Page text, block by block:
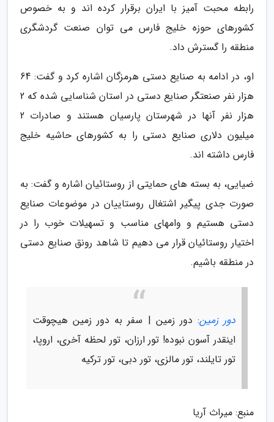
رابطه محبت آمیز با ایران برقرار کرده اند و به خصوص
کشورهای حوزه خلیج فارس می توان صنعت گردشگری
منطقه را گسترش داد.
او، در ادامه به صنایع دستی هرمزگان اشاره کرد و گفت: 64
هزار نفر صنعتگر صنایع دستی در استان شناسایی شده که 2
هزار نفر آنها در شهرستان پارسیان هستند و صادرات 2
میلیون دلاری صنایع دستی را به کشورهای حاشیه خلیج
فارس داشته اند.
ضیایی، به بسته های حمایتی از روستائیان اشاره و گفت: به
صورت جدی پیگیر اشتغال روستاییان در موضوعات صنایع
دستی هستیم و وامهای مناسب و تسهیلات خوب را در
اختیار روستائیان قرار می دهیم تا شاهد رونق صنایع دستی
در منطقه باشیم.
دور زمین: دور زمین | سفر به دور زمین هیچوقت
اینقدر آسون نبوده! تور ارزان، تور لحظه آخری، اروپا،
تور تایلند، تور مالزی، تور دبی، تور ترکیه
منبع: میراث آریا